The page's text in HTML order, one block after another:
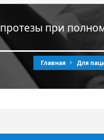
при
Главная Для